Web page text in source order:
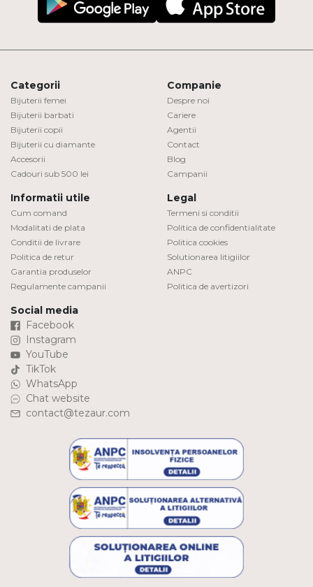
Categorii
Bijuterii femei
Bijuterii barbati
Bijuterii copii
Bijuterii cu diamante
Accesorii
Cadouri sub 500 lei
Companie
Despre noi
Cariere
Agentii
Contact
Blog
Campanii
Informatii utile
Cum comand
Modalitati de plata
Conditii de livrare
Politica de retur
Garantia produselor
Regulamente campanii
Legal
Termeni si conditii
Politica de confidentialitate
Politica cookies
Solutionarea litigiilor
ANPC
Politica de avertizori
Social media
Facebook
Instagram
YouTube
TikTok
WhatsApp
Chat website
contact@tezaur.com